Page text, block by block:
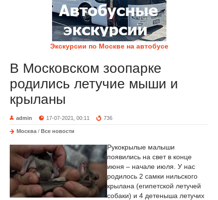
Экскурсии по Москве на автобусе
В Московском зоопарке
родились летучие мыши и
крыланы
admin 17-07-2021, 00:11 736
Москва / Все новости
Рукокрылые малыши
появились на свет в конце
июня – начале июля. У нас
родилось 2 самки нильского
крылана (египетской летучей
собаки) и 4 детеныша летучих